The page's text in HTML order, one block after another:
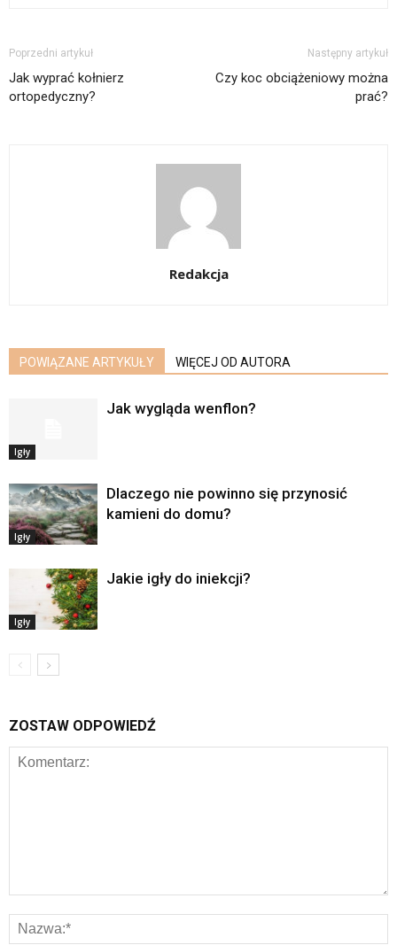
Poprzedni artykuł
Jak wyprać kołnierz
ortopedyczny?
Następny artykuł
Czy koc obciążeniowy można
prać?
Redakcja
POWIĄZANE ARTYKUŁY WIĘCEJ OD AUTORA
Igły
Jak wygląda wenflon?
Igły
Dlaczego nie powinno się przynosić
kamieni do domu?
Igły
Jakie igły do iniekcji?
ZOSTAW ODPOWIEDŹ